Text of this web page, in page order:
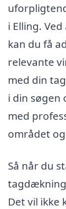
i Elling.
kan du få
relevante
med din
i din søgen
med
området
Så når du
Det vil ikke